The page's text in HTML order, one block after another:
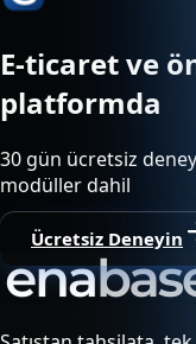
E-ticaret ve
platformda
30 gün ücretsiz
modüller dahil
Ücretsiz Deneyin